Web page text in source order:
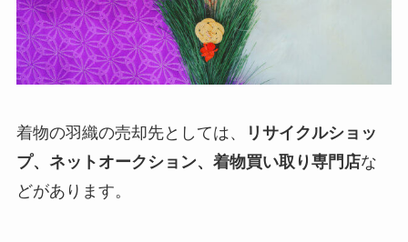
着物の羽織の売却先としては、
リサイクルショッ
プ、ネットオークション、着物買い取り専門店な
どがあります。